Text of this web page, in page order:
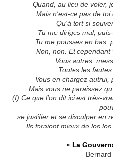
Quand, au lieu de voler,
Mais n'est-ce pas de toi
Qu'à tort si
Tu me diriges mal,
Tu me pousses en bas,
Non, non. Et cependant
Vous autres,
Toutes les
Vous en chargez autrui,
Mais vous ne paraissez
(I) Ce que l'on dit ici est très-
se justifier et se disculper en
Ils feraient mieux de les
« La
Bernard